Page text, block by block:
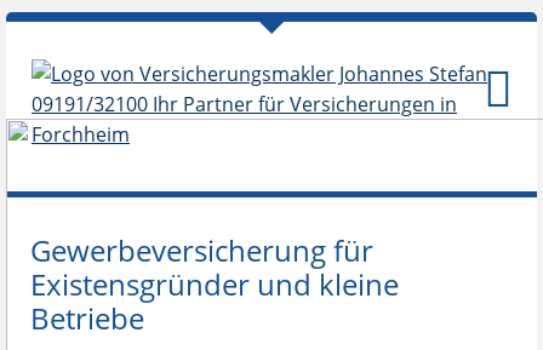
Gewerbeversicherung für
Existensgründer und kleine
Betriebe